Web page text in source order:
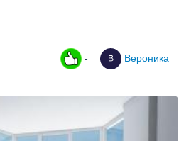
- Вероника